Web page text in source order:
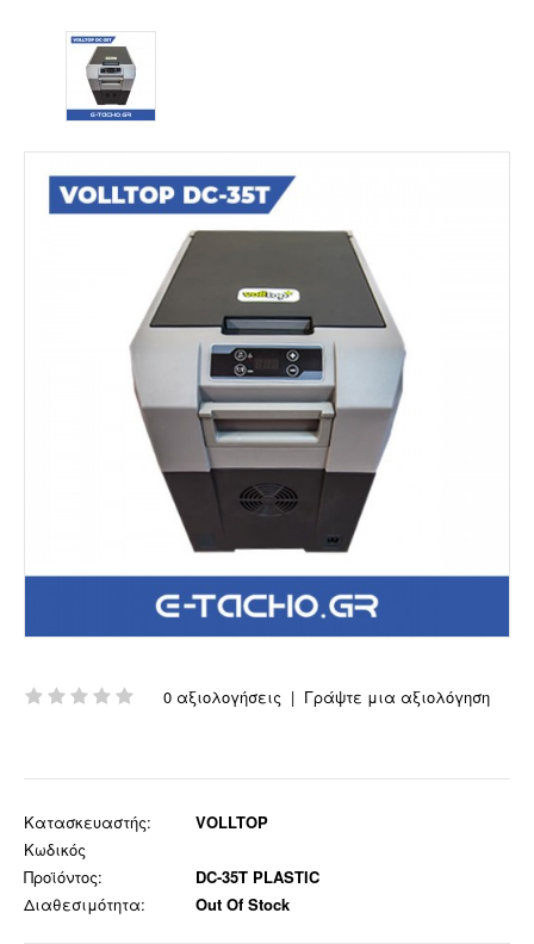
0 αξιολογήσεις | Γράψτε μια αξιολόγηση
Κατασκευαστής:
VOLLTOP
Κωδικός
Προϊόντος:
DC-35T PLASTIC
Διαθεσιμότητα:
Out Of Stock